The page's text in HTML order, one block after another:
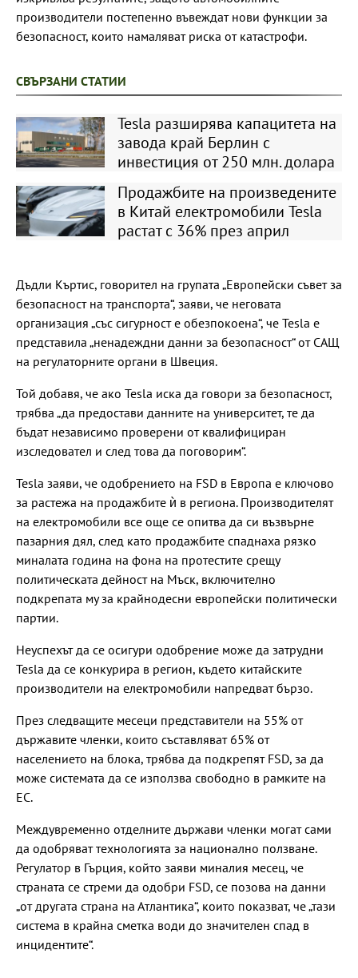
производители постепенно въвеждат нови функции за
безопасност, които намаляват риска от катастрофи.
СВЪРЗАНИ СТАТИИ
Tesla разширява капацитета на
завода край Берлин с
инвестиция от 250 млн. долара
Продажбите на произведените
в Китай електромобили Tesla
растат с 36% през април
Дъдли Къртис, говорител на групата „Европейски съвет за
безопасност на транспорта“, заяви, че неговата
организация „със сигурност е обезпокоена“, че Tesla е
представила „ненадеждни данни за безопасност“ от САЩ
на регулаторните органи в Швеция.
Той добавя, че ако Tesla иска да говори за безопасност,
трябва „да предостави данните на университет, те да
бъдат независимо проверени от квалифициран
изследовател и след това да поговорим“.
Tesla заяви, че одобрението на FSD в Европа е ключово
за растежа на продажбите ѝ в региона. Производителят
на електромобили все още се опитва да си възвърне
пазарния дял, след като продажбите спаднаха рязко
миналата година на фона на протестите срещу
политическата дейност на Мъск, включително
подкрепата му за крайнодесни европейски политически
партии.
Неуспехът да се осигури одобрение може да затрудни
Tesla да се конкурира в регион, където китайските
производители на електромобили напредват бързо.
През следващите месеци представители на 55% от
държавите членки, които съставляват 65% от
населението на блока, трябва да подкрепят FSD, за да
може системата да се използва свободно в рамките на
ЕС.
Междувременно отделните държави членки могат сами
да одобряват технологията за национално ползване.
Регулатор в Гърция, който заяви миналия месец, че
страната се стреми да одобри FSD, се позова на данни
„от другата страна на Атлантика“, които показват, че „тази
система в крайна сметка води до значителен спад в
инцидентите“.